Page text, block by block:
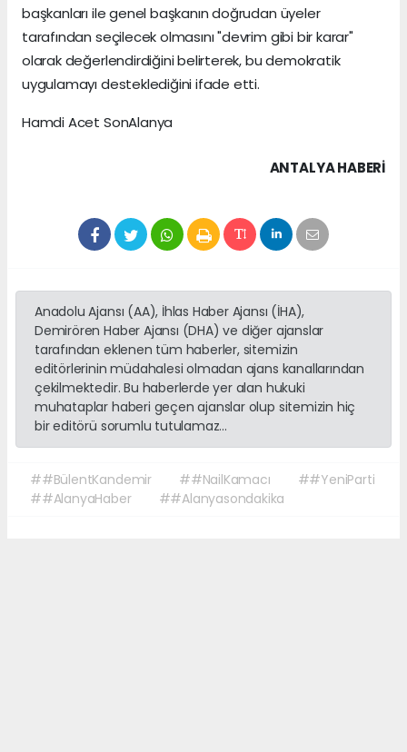
başkanları ile genel başkanın doğrudan üyeler
tarafından seçilecek olmasını "devrim gibi bir karar"
olarak değerlendirdiğini belirterek, bu demokratik
uygulamayı desteklediğini ifade etti.
Hamdi Acet SonAlanya
ANTALYA HABERİ
Anadolu Ajansı (AA), İhlas Haber Ajansı (İHA),
Demirören Haber Ajansı (DHA) ve diğer ajanslar
tarafından eklenen tüm haberler, sitemizin
editörlerinin müdahalesi olmadan ajans kanallarından
çekilmektedir. Bu haberlerde yer alan hukuki
muhataplar haberi geçen ajanslar olup sitemizin hiç
bir editörü sorumlu tutulamaz...
##BülentKandemir ##NailKamacı
##YeniParti
##AlanyaHaber
##Alanyasondakika